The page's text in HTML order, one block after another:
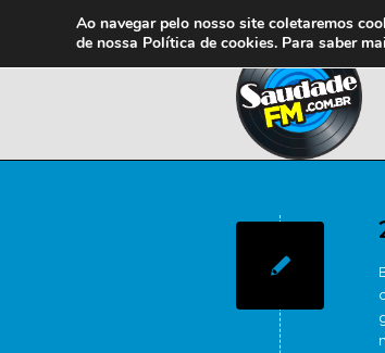
Ao navegar pelo nosso site coletaremos
de nossa Política de cookies. Para saber